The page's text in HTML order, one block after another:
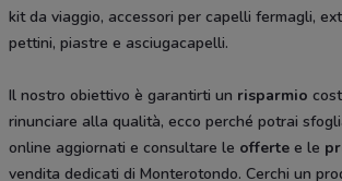
kit da viaggio, accessori per capelli fermagli,
pettini, piastre e asciugacapelli.
Il nostro obiettivo è garantirti un risparmio
rinunciare alla qualità, ecco perché potrai
online aggiornati e consultare le offerte e le
vendita dedicati di Monterotondo. Cerchi un